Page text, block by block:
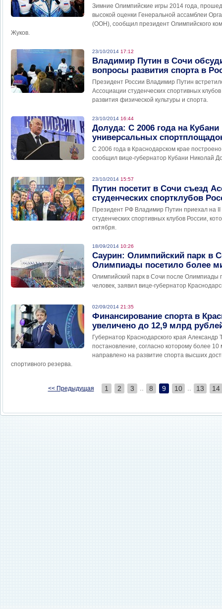
Зимние Олимпийские игры 2014 года,
высокой оценки Генеральной ассамблеи
(ООН), сообщил президент Олимпийского
Жуков.
23/10/2014 17:12
Владимир Путин в Сочи
вопросы развития спорта в
Президент России Владимир Путин
Ассоциации студенческих спортивных
развития физической культуры и спорта.
23/10/2014 16:44
Долуда: С 2006 года на Кубани
универсальных
С 2006 года в Краснодарском крае
сообщил вице-губернатор Кубани Николай
23/10/2014 15:57
Путин посетит в Сочи съезд
студенческих спортклубов
Президент РФ Владимир Путин приехал на
студенческих спортивных клубов России,
октября.
18/09/2014 10:26
Саурин: Олимпийский парк в
Олимпиады посетило более
Олимпийский парк в Сочи после Олимпиады
человек, заявил вице-губернатор
02/09/2014 21:35
Финансирование спорта в
увеличено до 12,9 млрд
Губернатор Краснодарского края Александр
постановление, согласно которому более
направлено на развитие спорта высших
спортивного резерва.
<< Предыдущая 1 2 3 8 9 10 13 14